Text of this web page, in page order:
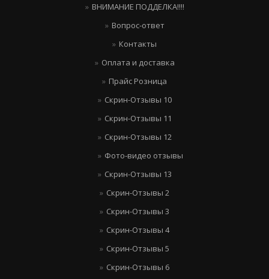
ВНИМАНИЕ ПОДДЕЛКА!!!!
Вопрос-ответ
Контакты
Оплата и доставка
Прайс Розница
Скрин-Отзывы 10
Скрин-Отзывы 11
Скрин-Отзывы 12
Фото-видео отзывы
Скрин-Отзывы 13
Скрин-Отзывы 2
Скрин-Отзывы 3
Скрин-Отзывы 4
Скрин-Отзывы 5
Скрин-Отзывы 6